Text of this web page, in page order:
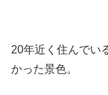
20年近く住んでい
かった景色。